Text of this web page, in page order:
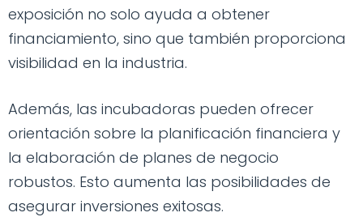
exposición no solo ayuda a obtener
financiamiento, sino que también proporciona
visibilidad en la industria.
Además, las incubadoras pueden ofrecer
orientación sobre la planificación financiera y
la elaboración de planes de negocio
robustos. Esto aumenta las posibilidades de
asegurar inversiones exitosas.